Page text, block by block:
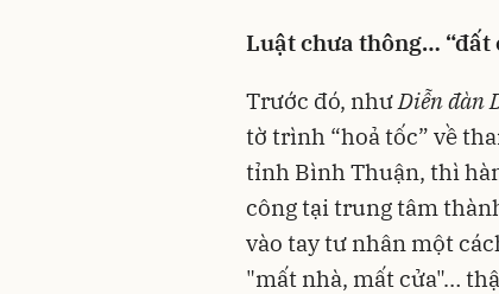
Luật chưa thông… “đất
Trước đó, nhưDiễn đàn
tờ trình “hoả tốc” về
tỉnh Bình Thuận, thì
công tại trung tâm
vào tay tư nhân một
"mất nhà, mất cửa"…